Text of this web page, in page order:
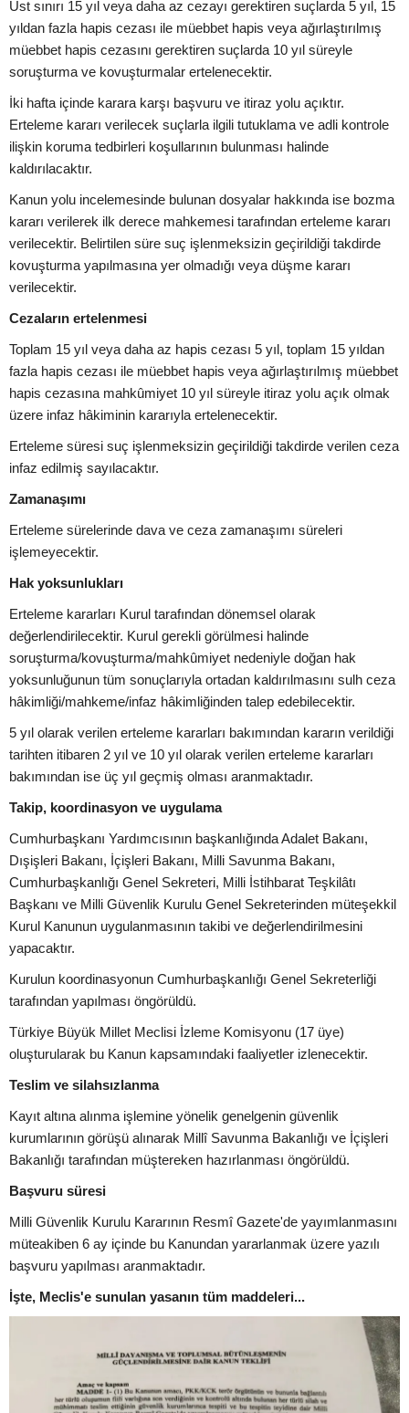
Üst sınırı 15 yıl veya daha az cezayı gerektiren suçlarda 5 yıl, 15
yıldan fazla hapis cezası ile müebbet hapis veya ağırlaştırılmış
müebbet hapis cezasını gerektiren suçlarda 10 yıl süreyle
soruşturma ve kovuşturmalar ertelenecektir.
İki hafta içinde karara karşı başvuru ve itiraz yolu açıktır.
Erteleme kararı verilecek suçlarla ilgili tutuklama ve adli kontrole
ilişkin koruma tedbirleri koşullarının bulunması halinde
kaldırılacaktır.
Kanun yolu incelemesinde bulunan dosyalar hakkında ise bozma
kararı verilerek ilk derece mahkemesi tarafından erteleme kararı
verilecektir. Belirtilen süre suç işlenmeksizin geçirildiği takdirde
kovuşturma yapılmasına yer olmadığı veya düşme kararı
verilecektir.
Cezaların ertelenmesi
Toplam 15 yıl veya daha az hapis cezası 5 yıl, toplam 15 yıldan
fazla hapis cezası ile müebbet hapis veya ağırlaştırılmış müebbet
hapis cezasına mahkûmiyet 10 yıl süreyle itiraz yolu açık olmak
üzere infaz hâkiminin kararıyla ertelenecektir.
Erteleme süresi suç işlenmeksizin geçirildiği takdirde verilen ceza
infaz edilmiş sayılacaktır.
Zamanaşımı
Erteleme sürelerinde dava ve ceza zamanaşımı süreleri
işlemeyecektir.
Hak yoksunlukları
Erteleme kararları Kurul tarafından dönemsel olarak
değerlendirilecektir. Kurul gerekli görülmesi halinde
soruşturma/kovuşturma/mahkûmiyet nedeniyle doğan hak
yoksunluğunun tüm sonuçlarıyla ortadan kaldırılmasını sulh ceza
hâkimliği/mahkeme/infaz hâkimliğinden talep edebilecektir.
5 yıl olarak verilen erteleme kararları bakımından kararın verildiği
tarihten itibaren 2 yıl ve 10 yıl olarak verilen erteleme kararları
bakımından ise üç yıl geçmiş olması aranmaktadır.
Takip, koordinasyon ve uygulama
Cumhurbaşkanı Yardımcısının başkanlığında Adalet Bakanı,
Dışişleri Bakanı, İçişleri Bakanı, Milli Savunma Bakanı,
Cumhurbaşkanlığı Genel Sekreteri, Milli İstihbarat Teşkilâtı
Başkanı ve Milli Güvenlik Kurulu Genel Sekreterinden müteşekkil
Kurul Kanunun uygulanmasının takibi ve değerlendirilmesini
yapacaktır.
Kurulun koordinasyonun Cumhurbaşkanlığı Genel Sekreterliği
tarafından yapılması öngörüldü.
Türkiye Büyük Millet Meclisi İzleme Komisyonu (17 üye)
oluşturularak bu Kanun kapsamındaki faaliyetler izlenecektir.
Teslim ve silahsızlanma
Kayıt altına alınma işlemine yönelik genelgenin güvenlik
kurumlarının görüşü alınarak Millî Savunma Bakanlığı ve İçişleri
Bakanlığı tarafından müştereken hazırlanması öngörüldü.
Başvuru süresi
Milli Güvenlik Kurulu Kararının Resmî Gazete'de yayımlanmasını
müteakiben 6 ay içinde bu Kanundan yararlanmak üzere yazılı
başvuru yapılması aranmaktadır.
İşte, Meclis'e sunulan yasanın tüm maddeleri...